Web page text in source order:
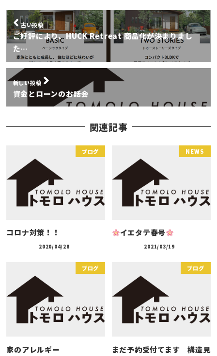
古い投稿
ご好評により、HUCK Retreat 商品化が決まりまし
た…
新しい投稿
資金とローンのお話会
関連記事
ブログ
コロナ対策！！
2020/04/28
NEWS
イエタテ春号
2021/03/19
ブログ
家のアレルギー
ブログ
まだ予約受付てます 構造見